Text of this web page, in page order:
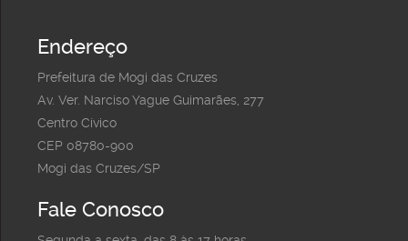
Endereço
Prefeitura de Mogi das Cruzes
Av. Ver. Narciso Yague Guimarães, 277
Centro Cívico
CEP 08780-900
Mogi das Cruzes/SP
Fale Conosco